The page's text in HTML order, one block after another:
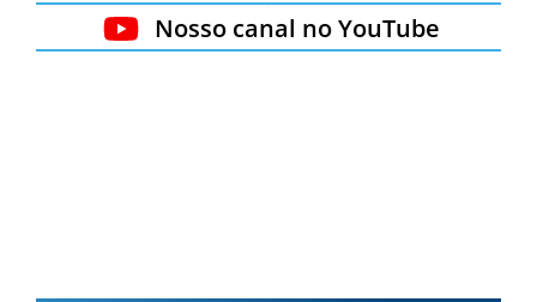
Nosso canal no YouTube